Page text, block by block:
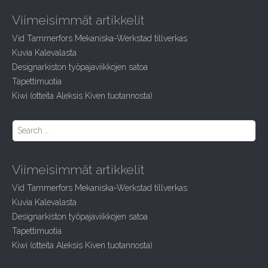
c
f
o
r
:
Viimeisimmät artikkelit
Vid Tammerfors Mekaniska-Werkstad tillverkas
Kuvia Kalevalasta
Designarkiston työpajaviikkojen satoa
Tapettimuotia
Kiwi (otteita Aleksis Kiven tuotannosta)
S
c
f
o
r
:
Viimeisimmät artikkelit
Vid Tammerfors Mekaniska-Werkstad tillverkas
Kuvia Kalevalasta
Designarkiston työpajaviikkojen satoa
Tapettimuotia
Kiwi (otteita Aleksis Kiven tuotannosta)